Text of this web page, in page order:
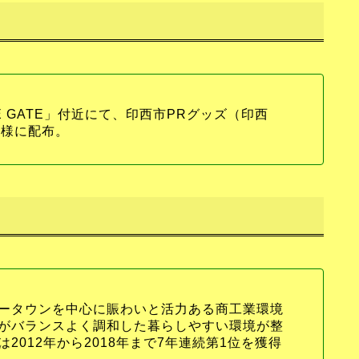
」付近にて、印西市PRグッズ（印西
に配布。
タウンを中心に賑わいと活力ある商工業環境
バランスよく調和した暮らしやすい環境が整
2012年から2018年まで7年連続第1位を獲得